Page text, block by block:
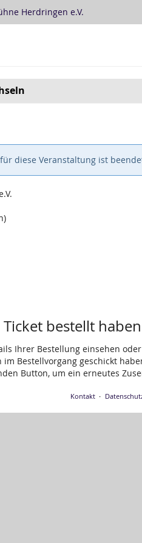
Herdringen e.V.
diese Veranstaltung ist
bestellt haben
Ihrer Bestellung einsehen
Bestellvorgang geschickt
Button, um ein erneutes
Kontakt